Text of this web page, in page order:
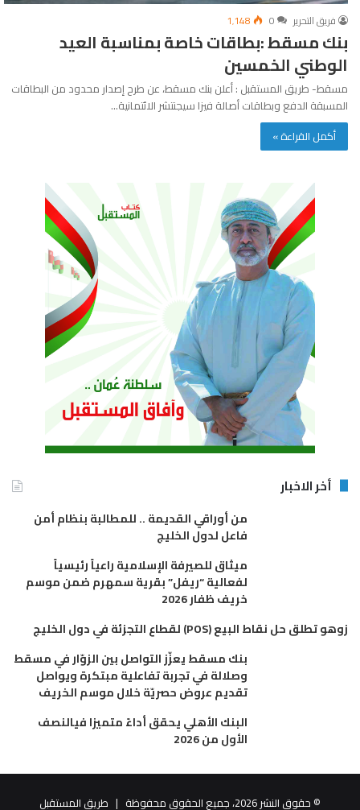
فريق التحرير
0 1٬148
بنك مسقط :بطاقات خاصة بمناسبة العيد
الوطني الخمسين
مسقط- طريق المستقبل : أعلن بنك مسقط، عن طرح إصدار محدود من البطاقات
المسبقة الدفع وبطاقات أصالة فيزا سيجنتشر الائتمانية…
أكمل القراءة »
أخر الاخبار
من أوراقي القديمة .. للمطالبة بنظام أمن
فاعل لدول الخليج
ميثاق للصيرفة الإسلامية راعياً رئيسياً
لفعالية “ريفل” بقرية سمهرم ضمن موسم
خريف ظفار 2026
زوهو تطلق حل نقاط البيع (POS) لقطاع التجزئة في دول الخليج
بنك مسقط يعزّز التواصل بين الزوّار في مسقط
وصلالة في تجربة تفاعلية مبتكرة ويواصل
تقديم عروض حصريّة خلال موسم الخريف
البنك الأهلي يحقق أداءً متميزا فيالنصف
الأول من 2026
© حقوق النشر 2026، جميع الحقوق محفوظة | طريق المستقبل